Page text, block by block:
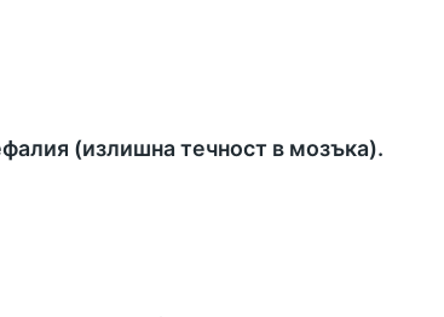
(излишна течност в мозъка).